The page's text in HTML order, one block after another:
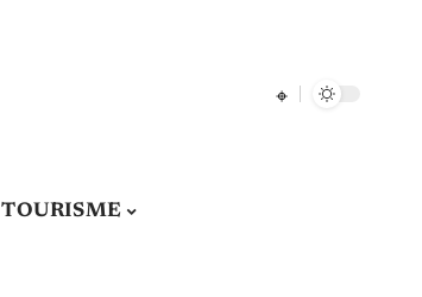
TOURISME